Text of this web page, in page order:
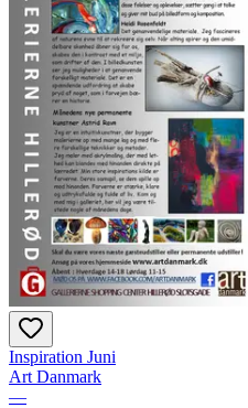
Inspiration Juni
Art Danmark
—